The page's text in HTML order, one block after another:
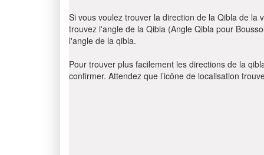
Si vous voulez trouver la direction de la Qibla de la
trouvez l'angle de la Qibla (Angle Qibla pour
l'angle de la qibla.
Pour trouver plus facilement les directions de la
confirmer. Attendez que l’icône de localisation